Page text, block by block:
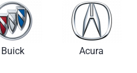
Acura Lincoln